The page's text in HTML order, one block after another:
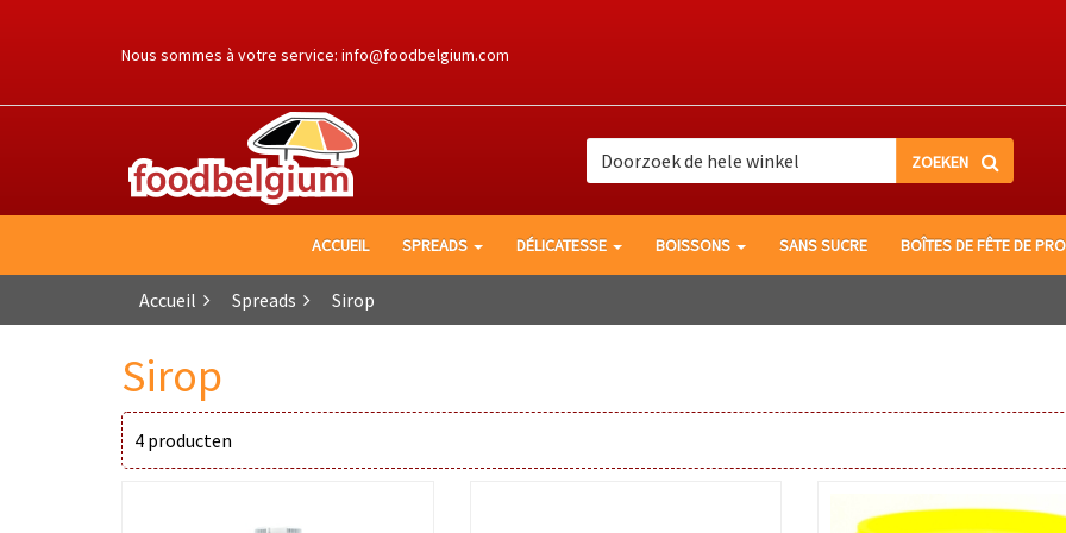
de
Nous sommes à votre service: info@foodbelgium.com
Rechercher
Rechercher
ACCUEIL SPREADS DÉLICATESSE BOISSONS SANS SUCRE BOÎTES DE FÊTE DE
Accueil Spreads Sirop
Sirop
4 producten